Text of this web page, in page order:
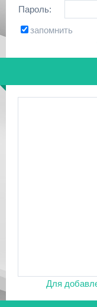
Пароль:
запомнить
Для